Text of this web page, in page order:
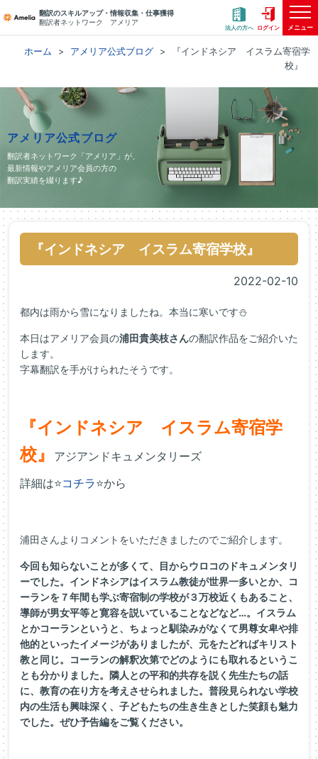
翻訳のスキルアップ・情報収集・仕事獲得
翻訳者ネットワーク アメリア
法人の方へ ログイン メニュー
ホーム アメリア公式ブログ
『インドネシア イスラム寄宿学
校』
アメリア公式ブログ
翻訳者ネットワーク「アメリア」が、
最新情報やアメリア会員の方の
翻訳実績を綴ります♪
『インドネシア イスラム寄宿学校』
2022-02-10
都内は雨から雪になりましたね。本当に寒いです⛄
本日はアメリア会員の浦田貴美枝さんの翻訳作品をご紹介いた
します。
字幕翻訳を手がけられたそうです。
『インドネシア イスラム寄宿学
校』
アジアンドキュメンタリーズ
詳細は⭐コチラ⭐から
浦田さんよりコメントをいただきましたのでご紹介します。
今回も知らないことが多くて、目からウロコのドキュメンタリ
ーでした。インドネシアはイスラム教徒が世界一多いとか、コ
ーランを７年間も学ぶ寄宿制の学校が３万校近くもあること、
導師が男女平等と寛容を説いていることなどなど…。イスラム
とかコーランというと、ちょっと馴染みがなくて男尊女卑や排
他的といったイメージがありましたが、元をたどればキリスト
教と同じ。コーランの解釈次第でどのようにも取れるというこ
とも分かりました。隣人との平和的共存を説く先生たちの話
に、教育の在り方を考えさせられました。普段見られない学校
内の生活も興味深く、子どもたちの生き生きとした笑顔も魅力
でした。ぜひ予告編をご覧ください。